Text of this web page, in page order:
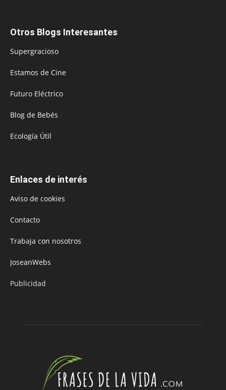
Otros Blogs Interesantes
Supergracioso
Estamos de Cine
Futuro Eléctrico
Blog de Bebés
Ecología Útil
Enlaces de interés
Aviso de cookies
Contacto
Trabaja con nosotros
JoseanWebs
Publicidad